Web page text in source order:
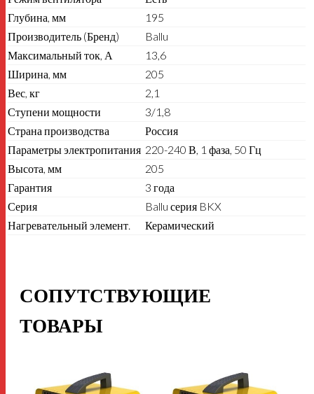
Глубина, мм
195
Производитель (Бренд)
Ballu
Максимальный ток, А
13,6
Ширина, мм
205
Вес, кг
2,1
Ступени мощности
3/1,8
Страна производства
Россия
Параметры электропитания 220-240 В, 1 фаза, 50 Гц
Высота, мм
205
Гарантия
3 года
Серия
Ballu серия BKX
Нагревательный элемент.
Керамический
СОПУТСТВУЮЩИЕ
ТОВАРЫ